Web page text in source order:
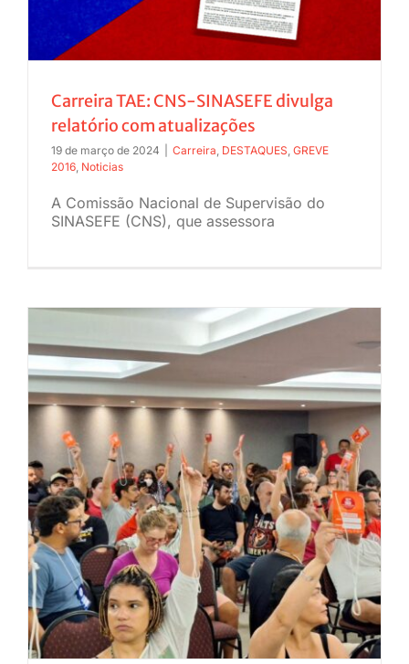
Carreira TAE: CNS-SINASEFE divulga
relatório com atualizações
19 de março de 2024 Carreira, DESTAQUES, GREVE
2016, Noticias
A Comissão Nacional de Supervisão do
SINASEFE (CNS), que assessora